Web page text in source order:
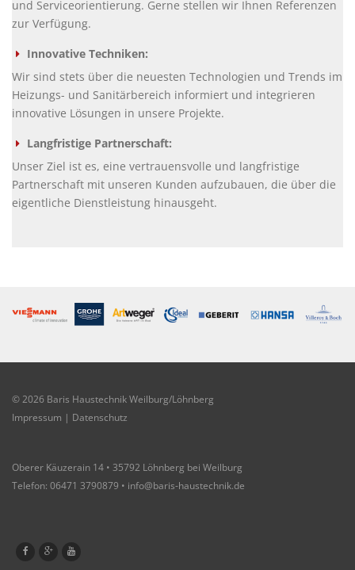
und Serviceorientierung. Gerne stellen wir Ihnen Referenzen
zur Verfügung.
Innovative Techniken:
Wir sind stets über die neuesten Technologien und Trends im
Heizungs- und Sanitärbereich informiert und integrieren
innovative Lösungen in unsere Projekte.
Langfristige Partnerschaft:
Unser Ziel ist es, eine vertrauensvolle und langfristige
Partnerschaft mit unseren Kunden aufzubauen, die über die
eigentliche Dienstleistung hinausgeht.
© 2026 Baris Haustechnik Weilburg/Löhnberg
Impressum | Datenschutz
Oberer Käuzerain 14 • 35792 Löhnberg bei Weilburg
Telefon: 06471 3790879 • info@baris-haustechnik.de